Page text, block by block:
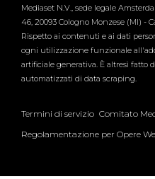
Mediaset N.V., sede legale
46, 20093 Cologno Monzese (MI) -
Rispetto ai contenuti e ai dati
ogni utilizzazione funzionale
artificiale generativa. È altresì fatto
automatizzati di data scraping.
Termini di servizio Comitato
Regolamentazione per Opere